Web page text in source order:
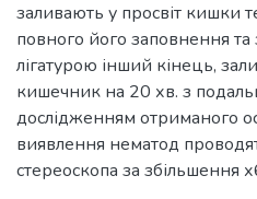
заливають у просвіт кишки
повного його заповнення та
лігатурою інший кінець,
кишечник на 20 хв. з
дослідженням отриманого
виявлення нематод
стереоскопа за збільшення